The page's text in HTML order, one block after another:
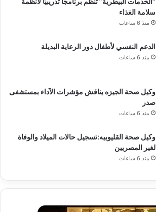
سلامة الغذاء
منذ 6 ساعات
الدعم النفسي لأطفال دور الرعاية البديلة
منذ 6 ساعات
وكيل صحة الجيزه يناقش مؤشرات الآداء بمستشفى
صدر
منذ 6 ساعات
وكيل صحة القليوبيه:تسجيل حالات الميلاد والوفاة
لغير المصريين
منذ 6 ساعات